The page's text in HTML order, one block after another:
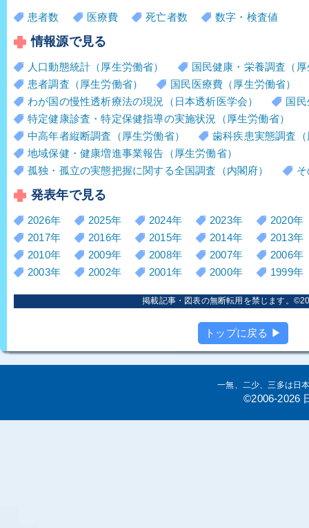
患者数 医療費 死亡者数 数字・検査値
情報源で見る
人口動態統計（厚生労働省）
国民健康・栄養調査（
患者調査（厚生労働省）
国民医療費（厚生労働省）
わが国の慢性透析療法の現況（日本透析医学会）
国
特定健康診査・特定保健指導の実施状況（厚生労働省）
中高年者縦断調査（厚生労働省）
歯科疾患実態調査
地域保健・健康増進事業報告（厚生労働省）
孤独・孤立の実態把握に関する全国調査（内閣府）
発表年で見る
2026年 2025年 2024年 2023年
2020年
2017年
2016年 2015年 2014年
2013年
2010年
2009年 2008年 2007年
2006年
2003年
2002年 2001年 2000年 1999年
掲載記事・図表の無断転用を禁じます。
トップに戻る ▶
一無、二少、三多は日
©2006-2026